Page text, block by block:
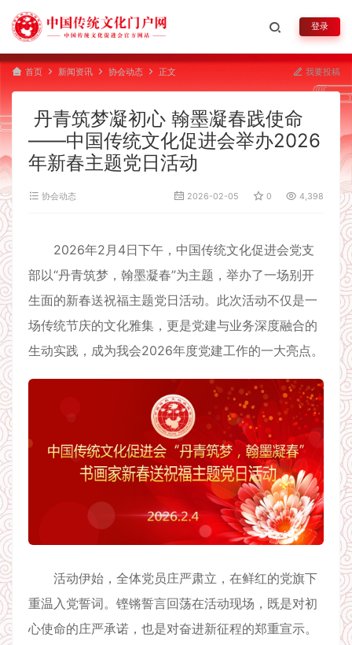
登录
首页 新闻资讯 协会动态 正文 我要投稿
丹青筑梦凝初心 翰墨凝春践使命
——中国传统文化促进会举办2026
年新春主题党日活动
协会动态 2026-02-05 0 4,398
2026年2月4日下午，中国传统文化促进会党支
部以“丹青筑梦，翰墨凝春”为主题，举办了一场别开
生面的新春送祝福主题党日活动。此次活动不仅是一
场传统节庆的文化雅集，更是党建与业务深度融合的
生动实践，成为我会2026年度党建工作的一大亮点。
活动伊始，全体党员庄严肃立，在鲜红的党旗下
重温入党誓词。铿锵誓言回荡在活动现场，既是对初
心使命的庄严承诺，也是对奋进新征程的郑重宣示。